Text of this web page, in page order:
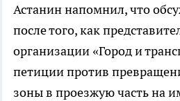
Астанин напомнил, что
после того, как
организации «Город и
петиции против
зоны в проезжую часть на